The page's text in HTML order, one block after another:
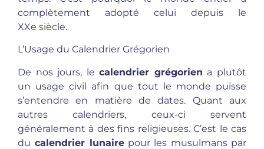
complètement adopté celui depuis le
XXe siècle.
L’Usage du Calendrier Grégorien
De nos jours, lecalendrier grégorien a plutôt
un usage civil afin que tout le monde puisse
s’entendre en matière de dates. Quant aux
autres calendriers, ceux-ci servent
généralement à des fins religieuses. C’est le cas
du calendrier lunairepour les musulmans par